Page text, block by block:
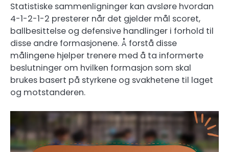
Statistiske sammenligninger kan avsløre hvordan
4-1-2-1-2 presterer når det gjelder mål scoret,
ballbesittelse og defensive handlinger i forhold til
disse andre formasjonene. Å forstå disse
målingene hjelper trenere med å ta informerte
beslutninger om hvilken formasjon som skal
brukes basert på styrkene og svakhetene til laget
og motstanderen.